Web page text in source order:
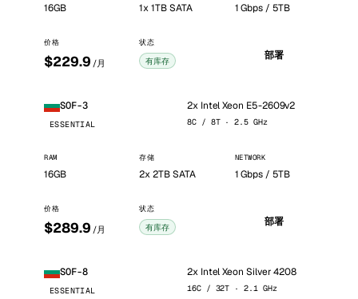
16GB 1x 1TB SATA 1 Gbps / 5TB
价格
$229.9 /月
状态
有库存 部署
SOF-3
ESSENTIAL
2x Intel Xeon E5-2609v2
8C / 8T · 2.5 GHz
RAM
16GB
存储
2x 2TB SATA
NETWORK
1 Gbps / 5TB
价格
$289.9 /月
状态
有库存 部署
SOF-8
ESSENTIAL
2x Intel Xeon Silver 4208
16C / 32T · 2.1 GHz